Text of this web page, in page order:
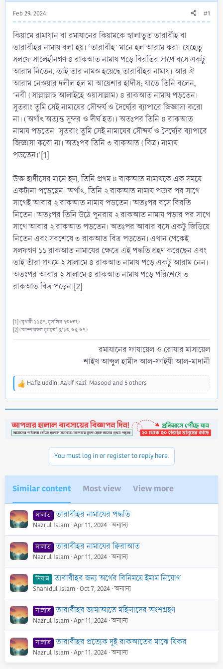
Feb 29, 2024 #1
কিয়ামে রামাযান বা রমাযানের কিয়ামকে স্বালাতুত তারাবীহ বা
তারাবীহর নামায বলা হয়। ‘তারাবীহ’ মানে হল আরাম করা। যেহেতু
সলফে সালেহীনগণ ৪ রাকআত নামায পড়ে বিরতির সাথে বসে একটু
আরাম নিতেন, তাই তার নামও হয়েছে তারাবীহর নামায। আর ঐ
আরাম নেওয়ার দলীল হল মা আয়েশার হাদীস; যাতে তিনি বলেন,
‘নবী (সাল্লাল্লাহু আলাইহে ওয়াসাল্লাম) ৪ রাকআত নামায পড়তেন।
সুতরাং তুমি সেই নামাযের সৌন্দর্য ও দৈর্ঘ্যের ব্যাপারে জিজ্ঞাসা করো
না। (অর্থাৎ অত্যন্ত সুন্দর ও দীর্ঘ হত।) অতঃপর তিনি ৪ রাকআত
নামায পড়তেন। সুতরাং তুমি সেই নামাযের সৌন্দর্য ও দৈর্ঘ্যের ব্যাপারে
জিজ্ঞাসা করো না। অতঃপর তিনি ৩ রাকআত (বিত্র) নামায
পড়তেন।’[1]
উক্ত হাদীসের মানে হল, তিনি প্রথম ৪ রাকআত নামাযকে এক সময়ে
একটানা পড়েছেন। অর্থাৎ, তিনি ২ রাকআত নামায পড়ার পর সাথে
সাথেই আবার ২ রাকআত নামায পড়তেন। অতঃপর বসে বিরতি
নিতেন। অতঃপর তিনি উঠে পুনরায় ২ রাকআত নামায পড়ার পর সাথে
সাথে আবার ২ রাকআত পড়তেন। অতঃপর আবার বসে একটু জিড়িয়ে
নিতেন এবং সবশেষে ৩ রাকআত বিত্র পড়তেন। এখান থেকেই
সলফগণ ১১ রাকআত নামাযের ক্ষেত্রে এই পদ্ধতি গ্রহণ করেছেন এবং
তাই তাঁরা প্রথমে ২ সালামে ৪ রাকআত নামায পড়ে একটু আরাম নেন।
অতঃপর আবার ২ সালামে ৪ রাকআত নামায পড়ে পরিশেষে ৩
রাকআত বিত্র পড়েন।[2]
[1] (বুখারী ১১৪৭, মুসলিম ৭৩৮নং)
[2] (আশ্শারহুল মুমতে’ ৪/১৩, ৬৫, ৬৭)
রমাযানের ফাযায়েল ও রোযার মাসায়েল
শাইখ আব্দুল হামীদ আল-ফাইযী আল-মাদানী​
R
t
i
Hafiz uddin, Aakif Kazi, Masood and 5 others
You must log in or register to reply here.
Similar content Most view View more
সালাত তারাবীহর নামাযের পদ্ধতি
Nazrul Islam Apr 11, 2024 অন্যান্য
সালাত তারাবীহর নামাযের ক্বিরাআত
Nazrul Islam Apr 11, 2024 অন্যান্য
সিয়াম তারাবীহর জন্য অর্থের বিনিময়ে ইমাম নিয়োগ
Shahidul Islam Oct 7, 2024 অন্যান্য
সালাত তারাবীহর জামাআতে মহিলাদের অংশগ্রহণ
Nazrul Islam Apr 11, 2024 অন্যান্য
সালাত তারাবীহর প্রত্যেক দুই রাকআতের মাঝে যিকর
Nazrul Islam Apr 11, 2024 অন্যান্য